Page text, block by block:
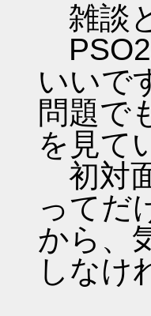
雑談
PSO2
いいで
問題で
を見て
初対
ってだ
から、
しなけ